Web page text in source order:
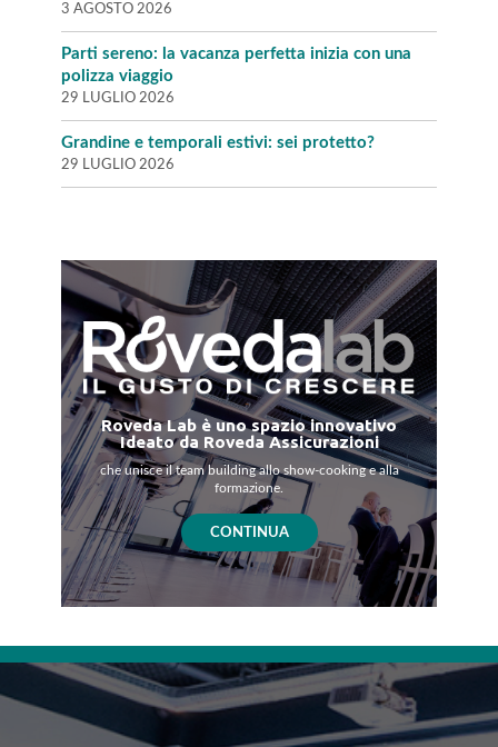
3 AGOSTO 2026
Parti sereno: la vacanza perfetta inizia con una
polizza viaggio
29 LUGLIO 2026
Grandine e temporali estivi: sei protetto?
29 LUGLIO 2026
Roveda Lab è uno spazio innovativo
Ideato da Roveda Assicurazioni
che unisce il team building allo show-cooking e alla
formazione.
CONTINUA